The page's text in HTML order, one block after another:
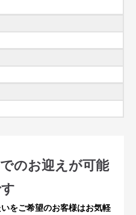
のお迎えが可能
をご希望のお客様はお気軽